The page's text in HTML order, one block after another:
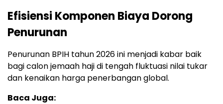
Efisiensi Komponen Biaya Dorong
Penurunan
Penurunan BPIH tahun 2026 ini menjadi kabar baik
bagi calon jemaah haji di tengah fluktuasi nilai tukar
dan kenaikan harga penerbangan global.
Baca Juga: